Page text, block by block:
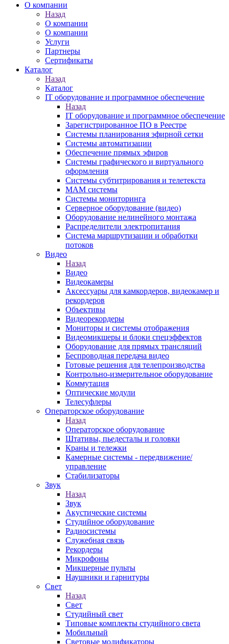
О компании
Назад
О компании
О компании
Услуги
Партнеры
Сертификаты
Каталог
Назад
Каталог
IT оборудование и программное обеспечение
Назад
IT оборудование и программное обеспечение
Зарегистрированное ПО в Реестре
Системы планирования эфирной сетки
Системы автоматизации
Обеспечение прямых эфиров
Системы графического и виртуального
оформления
Системы субтитрирования и телетекста
MAM системы
Системы мониторинга
Серверное оборудование (видео)
Оборудование нелинейного монтажа
Распределители электропитания
Система маршрутизации и обработки
потоков
Видео
Назад
Видео
Видеокамеры
Аксессуары для камкордеров, видеокамер и
рекордеров
Объективы
Видеорекордеры
Мониторы и системы отображения
Видеомикшеры и блоки спецэффектов
Оборудование для прямых трансляций
Беспроводная передача видео
Готовые решения для телепроизводства
Контрольно-измерительное оборудование
Коммутация
Оптические модули
Телесуфлеры
Операторское оборудование
Назад
Операторское оборудование
Штативы, пьедесталы и головки
Краны и тележки
Камерные системы - передвижение/
управление
Стабилизаторы
Звук
Назад
Звук
Акустические системы
Студийное оборудование
Радиосистемы
Служебная связь
Рекордеры
Микрофоны
Микшерные пульты
Наушники и гарнитуры
Свет
Назад
Свет
Студийный свет
Типовые комплекты студийного света
Мобильный
Световые модификаторы